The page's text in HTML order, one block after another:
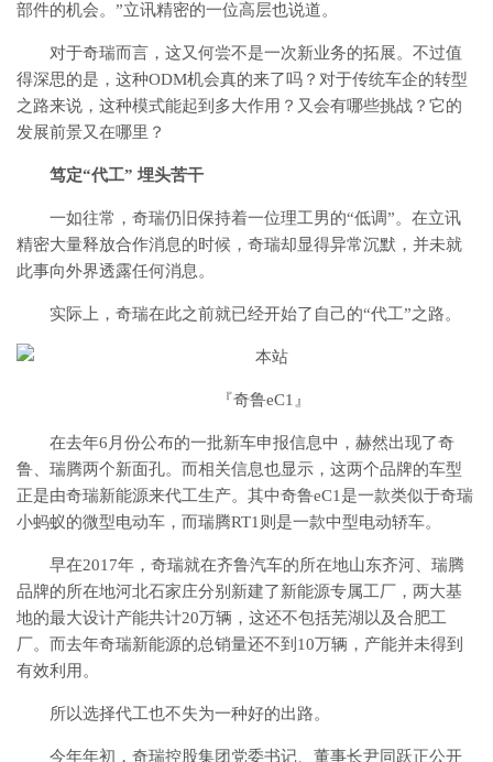
部件的机会。”立讯精密的一位高层也说道。
对于奇瑞而言，这又何尝不是一次新业务的拓展。不过值
得深思的是，这种ODM机会真的来了吗？对于传统车企的转型
之路来说，这种模式能起到多大作用？又会有哪些挑战？它的
发展前景又在哪里？
笃定“代工” 埋头苦干
一如往常，奇瑞仍旧保持着一位理工男的“低调”。在立讯
精密大量释放合作消息的时候，奇瑞却显得异常沉默，并未就
此事向外界透露任何消息。
实际上，奇瑞在此之前就已经开始了自己的“代工”之路。
『奇鲁eC1』
在去年6月份公布的一批新车申报信息中，赫然出现了奇
鲁、瑞腾两个新面孔。而相关信息也显示，这两个品牌的车型
正是由奇瑞新能源来代工生产。其中奇鲁eC1是一款类似于奇瑞
小蚂蚁的微型电动车，而瑞腾RT1则是一款中型电动轿车。
早在2017年，奇瑞就在齐鲁汽车的所在地山东齐河、瑞腾
品牌的所在地河北石家庄分别新建了新能源专属工厂，两大基
地的最大设计产能共计20万辆，这还不包括芜湖以及合肥工
厂。而去年奇瑞新能源的总销量还不到10万辆，产能并未得到
有效利用。
所以选择代工也不失为一种好的出路。
今年年初，奇瑞控股集团党委书记、董事长尹同跃正公开